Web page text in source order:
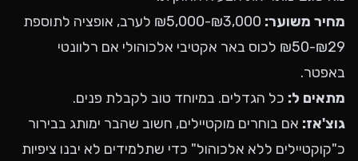
מחיר משוער:
₪3,000-₪5,000 לערב, אופציה לתוספת
₪29-₪50 לכוס באר אקטיבי אלכוהולי אם רלוונטי
באפטר.
מתאים ל: כל הגדלים. במיוחד טוב לקבלת פנים.
גוצ'אז: אם בוחרים מוקטיילים, חשוב שהבר ימותג בבירור
כ"קוקטיילים ללא אלכוהול" כדי שתלמידים לא יבנו ציפיות